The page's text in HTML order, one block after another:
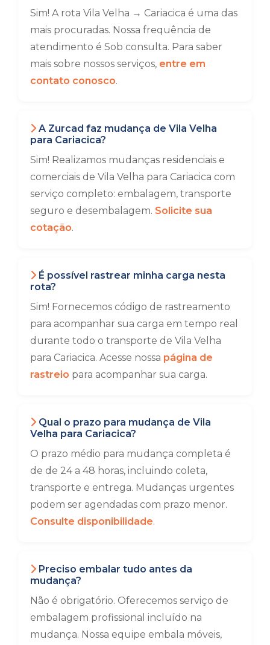
Sim! A rota Vila Velha → Cariacica é uma das
mais procuradas. Nossa frequência de
atendimento é Sob consulta. Para saber
mais sobre nossos serviços, entre em
contato conosco.
A Zurcad faz mudança de Vila Velha
para Cariacica?
Sim! Realizamos mudanças residenciais e
comerciais de Vila Velha para Cariacica com
serviço completo: embalagem, transporte
seguro e desembalagem. Solicite sua
cotação.
É possível rastrear minha carga nesta
rota?
Sim! Fornecemos código de rastreamento
para acompanhar sua carga em tempo real
durante todo o transporte de Vila Velha
para Cariacica. Acesse nossa página de
rastreio para acompanhar sua carga.
Qual o prazo para mudança de Vila
Velha para Cariacica?
O prazo médio para mudança completa é
de de 24 a 48 horas, incluindo coleta,
transporte e entrega. Mudanças urgentes
podem ser agendadas com prazo menor.
Consulte disponibilidade.
Preciso embalar tudo antes da
mudança?
Não é obrigatório. Oferecemos serviço de
embalagem profissional incluído na
mudança. Nossa equipe embala móveis,